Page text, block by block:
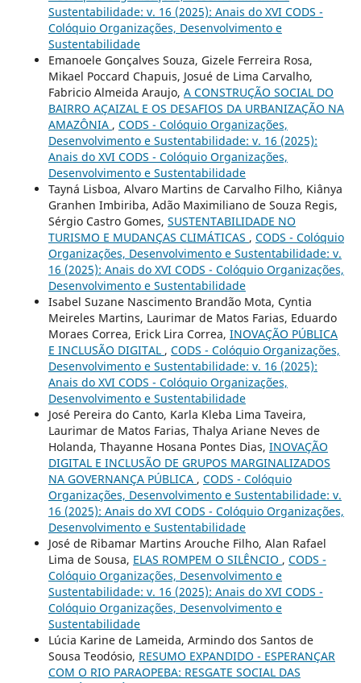
Sustentabilidade: v. 16 (2025): Anais do XVI CODS -
Colóquio Organizações, Desenvolvimento e
Sustentabilidade
Emanoele Gonçalves Souza, Gizele Ferreira Rosa,
Mikael Poccard Chapuis, Josué de Lima Carvalho,
Fabricio Almeida Araujo, A CONSTRUÇÃO SOCIAL DO
BAIRRO AÇAIZAL E OS DESAFIOS DA URBANIZAÇÃO NA
AMAZÔNIA , CODS - Colóquio Organizações,
Desenvolvimento e Sustentabilidade: v. 16 (2025):
Anais do XVI CODS - Colóquio Organizações,
Desenvolvimento e Sustentabilidade
Tayná Lisboa, Alvaro Martins de Carvalho Filho, Kiânya
Granhen Imbiriba, Adão Maximiliano de Souza Regis,
Sérgio Castro Gomes, SUSTENTABILIDADE NO
TURISMO E MUDANÇAS CLIMÁTICAS , CODS - Colóquio
Organizações, Desenvolvimento e Sustentabilidade: v.
16 (2025): Anais do XVI CODS - Colóquio Organizações,
Desenvolvimento e Sustentabilidade
Isabel Suzane Nascimento Brandão Mota, Cyntia
Meireles Martins, Laurimar de Matos Farias, Eduardo
Moraes Correa, Erick Lira Correa, INOVAÇÃO PÚBLICA
E INCLUSÃO DIGITAL , CODS - Colóquio Organizações,
Desenvolvimento e Sustentabilidade: v. 16 (2025):
Anais do XVI CODS - Colóquio Organizações,
Desenvolvimento e Sustentabilidade
José Pereira do Canto, Karla Kleba Lima Taveira,
Laurimar de Matos Farias, Thalya Ariane Neves de
Holanda, Thayanne Hosana Pontes Dias, INOVAÇÃO
DIGITAL E INCLUSÃO DE GRUPOS MARGINALIZADOS
NA GOVERNANÇA PÚBLICA , CODS - Colóquio
Organizações, Desenvolvimento e Sustentabilidade: v.
16 (2025): Anais do XVI CODS - Colóquio Organizações,
Desenvolvimento e Sustentabilidade
José de Ribamar Martins Arouche Filho, Alan Rafael
Lima de Sousa, ELAS ROMPEM O SILÊNCIO , CODS -
Colóquio Organizações, Desenvolvimento e
Sustentabilidade: v. 16 (2025): Anais do XVI CODS -
Colóquio Organizações, Desenvolvimento e
Sustentabilidade
Lúcia Karine de Lameida, Armindo dos Santos de
Sousa Teodósio, RESUMO EXPANDIDO - ESPERANÇAR
COM O RIO PARAOPEBA: RESGATE SOCIAL DAS